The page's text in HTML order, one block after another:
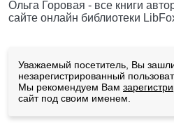
Ольга Горовая - все книги
сайте онлайн библиотеки
Уважаемый посетитель, Вы
незарегистрированный
Мы рекомендуем Вам
сайт под своим именем.